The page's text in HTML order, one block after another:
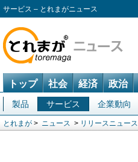
サービス – とれまがニュース
トップ 社会 経済 政治
製品 サービス 企業動向
とれまが > ニュース > リリースニュース